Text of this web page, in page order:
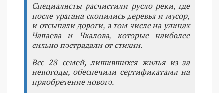
Специалисты расчистили русло реки, где
после урагана скопились деревья и мусор,
и отсыпали дороги, в том числе на улицах
Чапаева и Чкалова, которые наиболее
сильно пострадали от стихии.
Все 28 семей, лишившихся жилья из-за
непогоды, обеспечили сертификатами на
приобретение нового.